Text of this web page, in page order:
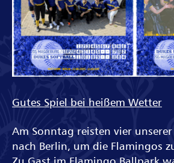
Gutes Spiel bei heißem Wetter
Am Sonntag reisten vier
nach Berlin, um die Flamingos